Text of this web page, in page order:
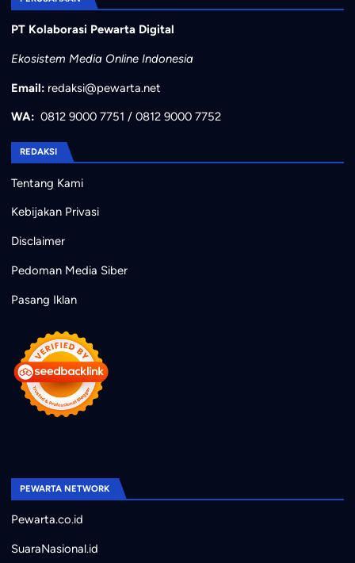
PT Kolaborasi Pewarta Digital
Ekosistem Media Online Indonesia
Email: redaksi@pewarta.net
WA: 0812 9000 7751 / 0812 9000 7752
REDAKSI
Tentang Kami
Kebijakan Privasi
Disclaimer
Pedoman Media Siber
Pasang Iklan
PEWARTA NETWORK
Pewarta.co.id
SuaraNasional.id